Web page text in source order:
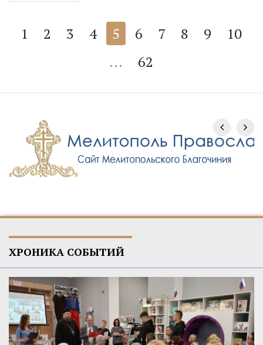
1 2 3 4 5 6 7 8 9
10
...
62
ХРОНИКА СОБЫТИЙ